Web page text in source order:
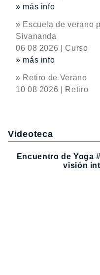
» más info
» Escuela de verano
Sivananda
06 08 2026 | Curso
» más info
» Retiro de Verano
10 08 2026 | Retiro
Videoteca
Encuentro de Yoga
visión